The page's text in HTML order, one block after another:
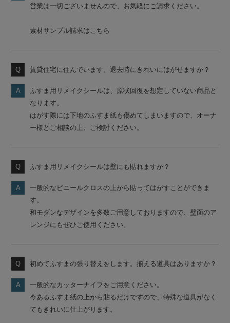
営業は一切ございませんので、お気軽にご請求ください。
素材サンプル請求はこちら
賃貸住宅に住んでいます。退去時にきれいにはがせますか？
ふすま用リメイクシールは、原状回復を想定していない商品と
なります。
はがす際には下地のふすま紙も傷めてしまいますので、オーナ
ー様とご相談の上、ご検討ください。
ふすま用リメイクシールは壁にも貼れますか？
一般的なビニールクロスの上から貼ってはがすことができま
す。
和モダンなデザインを多数ご用意しておりますので、壁面のア
レンジにもぜひご使用ください。
初めてふすまの張り替えをします。揃える道具はありますか？
一般的なカッターナイフをご用意ください。
今あるふすま紙の上から貼るだけですので、特殊な道具がなく
てもきれいに仕上がります。